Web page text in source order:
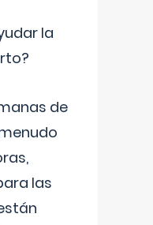
la
de
las